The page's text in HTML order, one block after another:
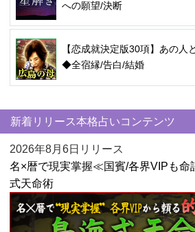
への願望/決断
【恋成就決定版30項】あの人
◆全宿縁/告白/結婚
新着リリース本格占いコンテンツ
2026年8月6日リリース
名×暦で現実掌握≪国賓/各界VIPも
式天命術